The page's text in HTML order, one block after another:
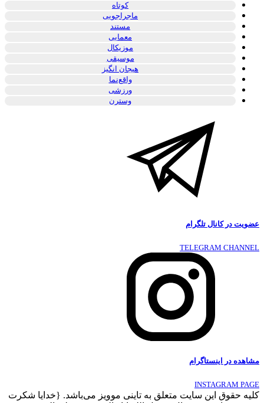
کوتاه
ماجراجویی
مستند
معمایی
موزیکال
موسیقی
هیجان انگیز
واقع‌نما
ورزشی
وسترن
عضویت در کانال تلگرام
TELEGRAM CHANNEL
مشاهده در اینستاگرام
INSTAGRAM PAGE
کلیه حقوق این سایت متعلق به تاینی موویز می‌باشد. {خدایا شکرت